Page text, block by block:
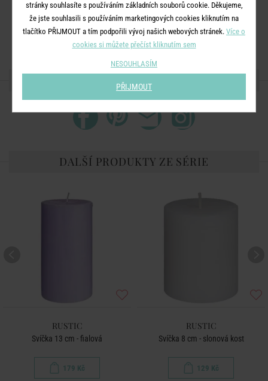
Neumisťujte do blízkosti zdroje tepla.
Zastřihněte knot na 1 cm.
Plamen zhášejte. Nesfoukávejte jej.
SDÍLEJTE S PŘÁTELI
DALŠÍ PRODUKTY ZE SÉRIE
RUSTIC
Svíčka 13 cm - fialová
179 Kč
RUSTIC
Svíčka 8 cm - slonová kost
129 Kč
stránky souhlasíte s používáním základních souborů cookie. Děkujeme,
že jste souhlasili s používáním marketingových cookies kliknutím na
tlačítko PŘIJMOUT a tím podpořili vývoj našich webových stránek. Více o
cookies si můžete přečíst kliknutím sem
NESOUHLASÍM
PŘIJMOUT